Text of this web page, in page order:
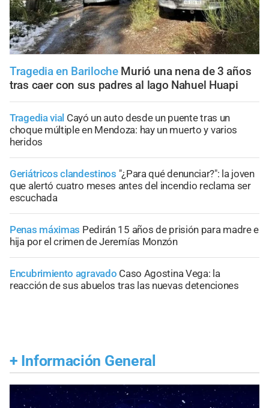
Tragedia en Bariloche Murió una nena de 3 años
tras caer con sus padres al lago Nahuel Huapi
Tragedia vial Cayó un auto desde un puente tras un
choque múltiple en Mendoza: hay un muerto y varios
heridos
Geriátricos clandestinos "¿Para qué denunciar?": la joven
que alertó cuatro meses antes del incendio reclama ser
escuchada
Penas máximas Pedirán 15 años de prisión para madre e
hija por el crimen de Jeremías Monzón
Encubrimiento agravado Caso Agostina Vega: la
reacción de sus abuelos tras las nuevas detenciones
+ Información General